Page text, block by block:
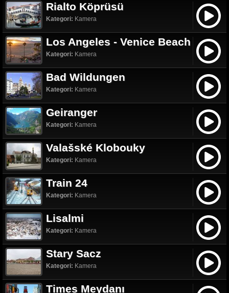
Rialto Köprüsü
Kategori: Kamera
Los Angeles - Venice Beach
Kategori: Kamera
Bad Wildungen
Kategori: Kamera
Geiranger
Kategori: Kamera
Valašské Klobouky
Kategori: Kamera
Train 24
Kategori: Kamera
Lisalmi
Kategori: Kamera
Stary Sacz
Kategori: Kamera
Times Meydanı